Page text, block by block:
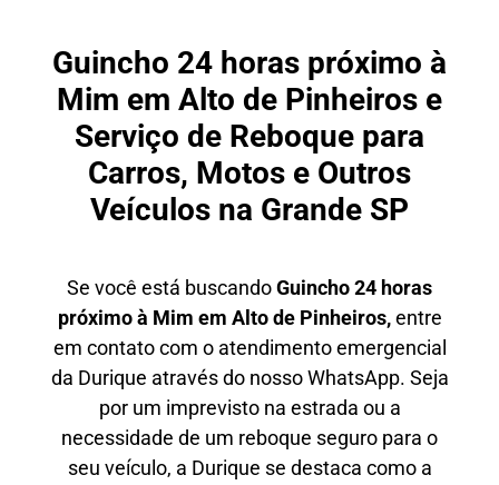
Guincho 24 horas próximo à
Mim em Alto de Pinheiros e
Serviço de Reboque para
Carros, Motos e Outros
Veículos na Grande SP
Se você está buscandoGuincho 24 horas
próximo à Mim em Alto de Pinheiros,entre
em contato com o atendimento emergencial
da Durique através do nosso WhatsApp. Seja
por um imprevisto na estrada ou a
necessidade de um reboque seguro para o
seu veículo, a Durique se destaca como a